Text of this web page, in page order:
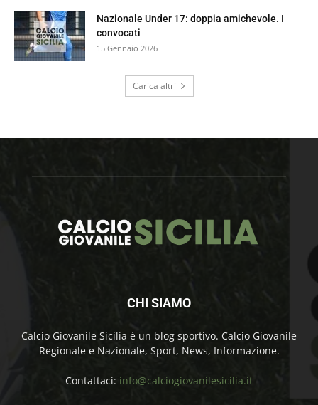
Nazionale Under 17: doppia amichevole. I
convocati
15 Gennaio 2026
Carica altri
CHI SIAMO
Calcio Giovanile Sicilia è un blog sportivo. Calcio Giovanile
Regionale e Nazionale, Sport, News, Informazione.
Contattaci: info@calciogiovanilesicilia.it